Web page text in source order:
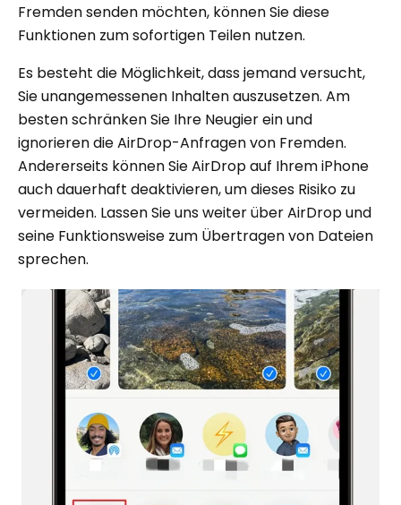
Fremden senden möchten, können Sie diese
Funktionen zum sofortigen Teilen nutzen.
Es besteht die Möglichkeit, dass jemand versucht,
Sie unangemessenen Inhalten auszusetzen. Am
besten schränken Sie Ihre Neugier ein und
ignorieren die AirDrop-Anfragen von Fremden.
Andererseits können Sie AirDrop auf Ihrem iPhone
auch dauerhaft deaktivieren, um dieses Risiko zu
vermeiden. Lassen Sie uns weiter über AirDrop und
seine Funktionsweise zum Übertragen von Dateien
sprechen.